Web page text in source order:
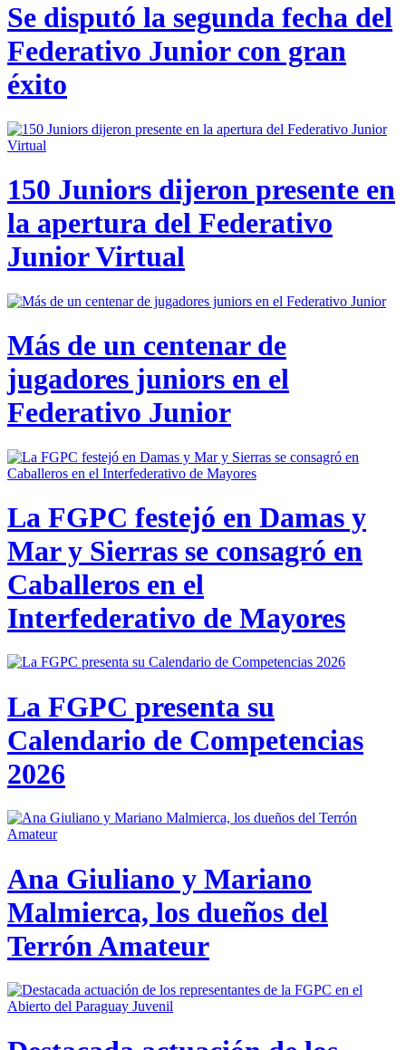
Se disputó la segunda fecha del
Federativo Junior con gran
éxito
150 Juniors dijeron presente en
la apertura del Federativo
Junior Virtual
Más de un centenar de
jugadores juniors en el
Federativo Junior
La FGPC festejó en Damas y
Mar y Sierras se consagró en
Caballeros en el
Interfederativo de Mayores
La FGPC presenta su
Calendario de Competencias
2026
Ana Giuliano y Mariano
Malmierca, los dueños del
Terrón Amateur